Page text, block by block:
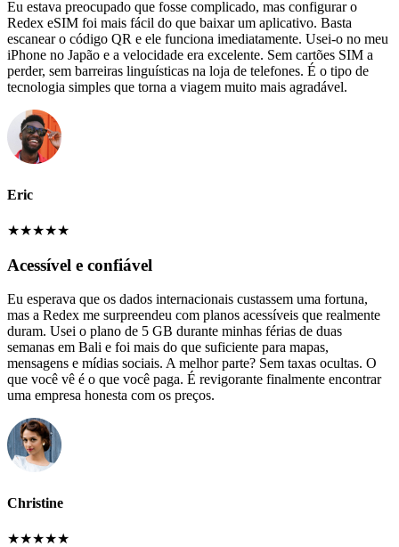
Eu estava preocupado que fosse complicado, mas configurar o
Redex eSIM foi mais fácil do que baixar um aplicativo. Basta
escanear o código QR e ele funciona imediatamente. Usei-o no meu
iPhone no Japão e a velocidade era excelente. Sem cartões SIM a
perder, sem barreiras linguísticas na loja de telefones. É o tipo de
tecnologia simples que torna a viagem muito mais agradável.
Eric
★★★★★
Acessível e confiável
Eu esperava que os dados internacionais custassem uma fortuna,
mas a Redex me surpreendeu com planos acessíveis que realmente
duram. Usei o plano de 5 GB durante minhas férias de duas
semanas em Bali e foi mais do que suficiente para mapas,
mensagens e mídias sociais. A melhor parte? Sem taxas ocultas. O
que você vê é o que você paga. É revigorante finalmente encontrar
uma empresa honesta com os preços.
Christine
★★★★★